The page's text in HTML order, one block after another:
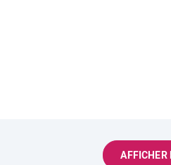
AFFICHER